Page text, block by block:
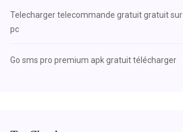
Telecharger telecommande gratuit gratuit sur
pc
Go sms pro premium apk gratuit télécharger